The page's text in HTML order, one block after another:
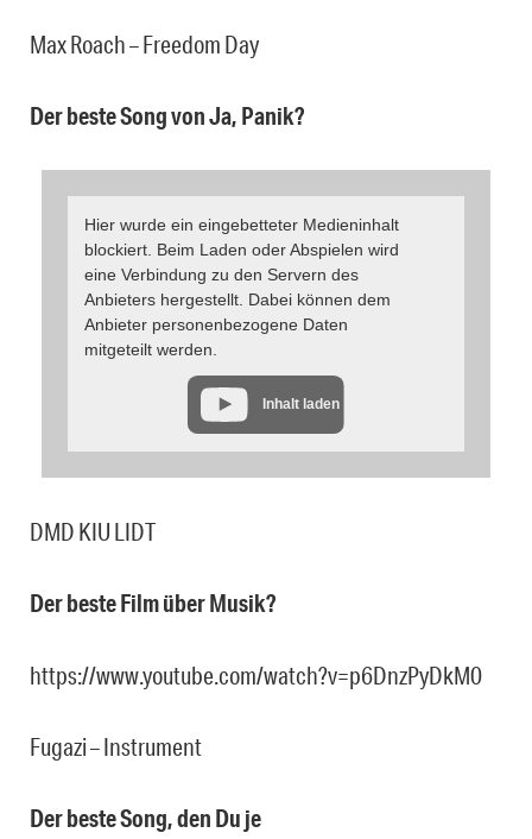
Max Roach – Freedom Day
Der beste Song von Ja, Panik?
Hier wurde ein eingebetteter Medieninhalt
blockiert. Beim Laden oder Abspielen wird
eine Verbindung zu den Servern des
Anbieters hergestellt. Dabei können dem
Anbieter personenbezogene Daten
mitgeteilt werden.
Inhalt laden
DMD KIU LIDT
Der beste Film über Musik?
https://www.youtube.com/watch?v=p6DnzPyDkM0
Fugazi – Instrument
Der beste Song, den Du je